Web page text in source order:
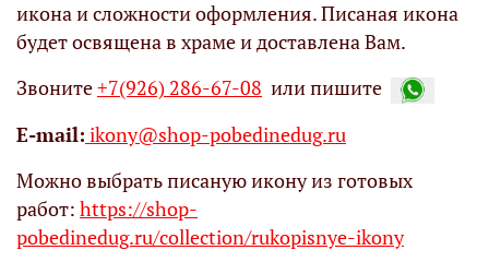
икона и сложности оформления. Писаная икона
будет освящена в храме и доставлена Вам.
Звоните+7(926) 286-67-08 или пишите
Е-mail: ikony@shop-pobedinedug.ru
Можно выбрать писаную икону из готовых
работ: https://shop-
pobedinedug.ru/collection/rukopisnye-ikony